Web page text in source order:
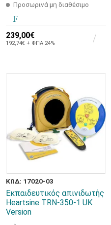
Προσωρινά μη διαθέσιμο
239,00€
192,74€ + ΦΠΑ 24%
ΚΩΔ: 17020-03
Εκπαιδευτικός απινιδωτής
Heartsine TRN-350-1 UK
Version